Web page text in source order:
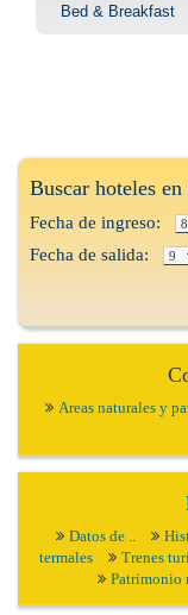
Bed & Breakfast
Buscar hoteles
Fecha de ingreso:
Fecha de salida:
Areas naturales y
Datos de ..
termales
Trenes
Patrimonio